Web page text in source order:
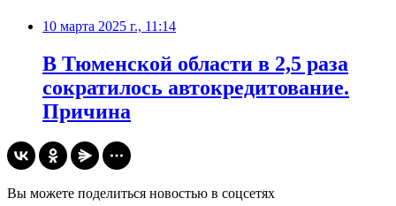
10 марта 2025 г., 11:14
В Тюменской области в 2,5 раза
сократилось автокредитование.
Причина
Вы можете поделиться новостью в соцсетях